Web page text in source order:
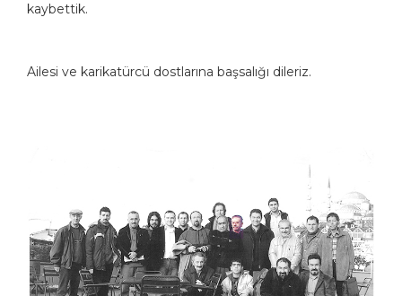
kaybettik.
Ailesi ve karikatürcü dostlarına başsalığı dileriz.